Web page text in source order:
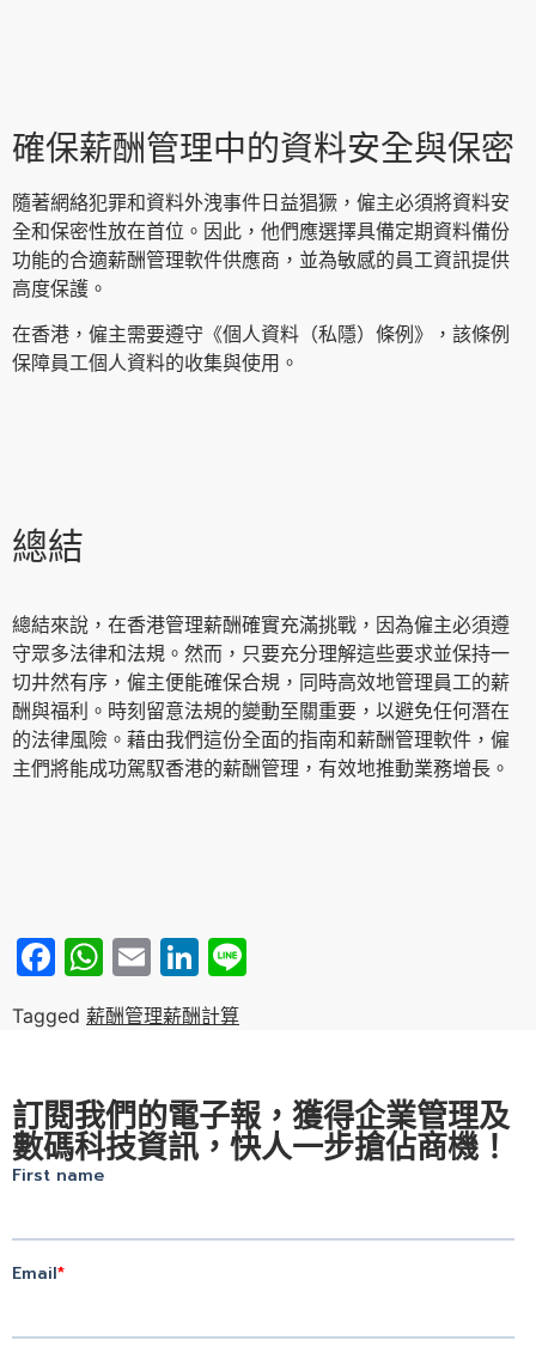
確保薪酬管理中的資料安全與保密
隨著網絡犯罪和資料外洩事件日益猖獗，僱主必須將資料安
全和保密性放在首位。因此，他們應選擇具備定期資料備份
功能的合適薪酬管理軟件供應商，並為敏感的員工資訊提供
高度保護。
在香港，僱主需要遵守《個人資料（私隱）條例》，該條例
保障員工個人資料的收集與使用。
總結
總結來說，在香港管理薪酬確實充滿挑戰，因為僱主必須遵
守眾多法律和法規。然而，只要充分理解這些要求並保持一
切井然有序，僱主便能確保合規，同時高效地管理員工的薪
酬與福利。時刻留意法規的變動至關重要，以避免任何潛在
的法律風險。藉由我們這份全面的指南和薪酬管理軟件，僱
主們將能成功駕馭香港的薪酬管理，有效地推動業務增長。
Facebook
WhatsApp
EmailLinkedIn
Tagged 薪酬管理薪酬計算
訂閱我們的電子報，獲得企業管理及
數碼科技資訊，快人一步搶佔商機！